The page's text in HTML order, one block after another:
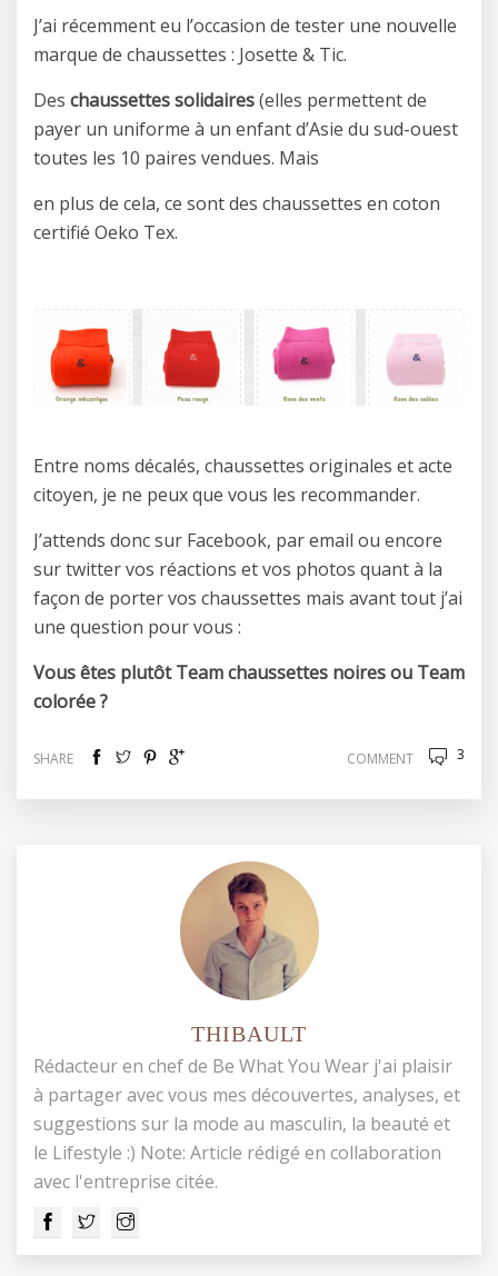
J’ai récemment eu l’occasion de tester une nouvelle
marque de chaussettes : Josette & Tic.
Des chaussettes solidaires(elles permettent de
payer un uniforme à un enfant d’Asie du sud-ouest
toutes les 10 paires vendues. Mais
en plus de cela, ce sont des chaussettes en coton
certifié Oeko Tex.
Entre noms décalés, chaussettes originales et acte
citoyen, je ne peux que vous les recommander.
J’attends donc sur Facebook, par email ou encore
sur twitter vos réactions et vos photos quant à la
façon de porter vos chaussettes mais avant tout j’ai
une question pour vous :
Vous êtes plutôt Team chaussettes noires ou Team
colorée ?
SHARE COMMENT 3
THIBAULT
Rédacteur en chef de Be What You Wear j'ai plaisir
à partager avec vous mes découvertes, analyses, et
suggestions sur la mode au masculin, la beauté et
le Lifestyle :) Note: Article rédigé en collaboration
avec l'entreprise citée.